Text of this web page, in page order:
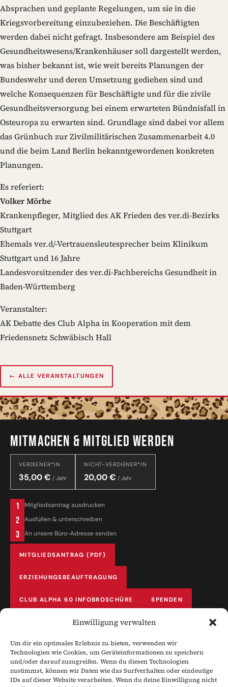
Einwilligung verwalten
Um dir ein optimales Erlebnis zu bieten, verwenden wir
Technologien wie Cookies, um Geräteinformationen zu speichern
und/oder darauf zuzugreifen. Wenn du diesen Technologien
zustimmst, können wir Daten wie das Surfverhalten oder eindeutige
IDs auf dieser Website verarbeiten. Wenn du deine Einwilligung nicht
Absprachen und geplante Regelungen, um sie in die
Kriegsvorbereitung einzubeziehen. Die Beschäftigten
werden dabei nicht gefragt. Insbesondere am Beispiel des
Gesundheitswesens/Krankenhäuser soll dargestellt werden,
was bisher bekannt ist, wie weit bereits Planungen der
Bundeswehr und deren Umsetzung gediehen sind und
welche Konsequenzen für Beschäftigte und für die zivile
Gesundheitsversorgung bei einem erwarteten Bündnisfall in
Osteuropa zu erwarten sind. Grundlage sind dabei vor allem
das Grünbuch zur Zivilmilitärischen Zusammenarbeit 4.0
und die beim Land Berlin bekanntgewordenen konkreten
Planungen.
Es referiert:
Volker Mörbe
Krankenpfleger, Mitglied des AK Frieden des ver.di-Bezirks
Stuttgart
Ehemals ver.d/-Vertrauensleutesprecher beim Klinikum
Stuttgart und 16 Jahre
Landesvorsitzender des ver.di-Fachbereichs Gesundheit in
Baden-Württemberg
Veranstalter:
AK Debatte des Club Alpha in Kooperation mit dem
Friedensnetz Schwäbisch Hall
← ALLE VERANSTALTUNGEN
MITMACHEN & MITGLIED WERDEN
VERDIENER*IN
35,00 € / Jahr
NICHT-VERDIENER*IN
20,00 € / Jahr
1 Mitgliedsantrag ausdrucken
2 Ausfüllen & unterschreiben
3 An unsere Büro-Adresse senden
MITGLIEDSANTRAG (PDF)
ERZIEHUNGSBEAUFTRAGUNG
CLUB ALPHA 60 INFOBROSCHÜRE SPENDEN
CLUB ALPHA 60 e.V.